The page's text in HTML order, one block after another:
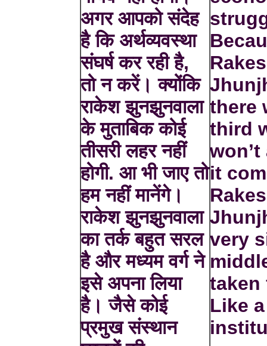
अगर आपको संदेह
है कि अर्थव्यवस्था
संघर्ष कर रही है,
तो न करें। क्योंकि
राकेश झुनझुनवाला
के मुताबिक कोई
तीसरी लहर नहीं
होगी. आ भी जाए तो
हम नहीं मानेंगे।
राकेश झुनझुनवाला
का तर्क बहुत सरल
है और मध्यम वर्ग ने
इसे अपना लिया
है। जैसे कोई
प्रमुख संस्थान
there
third
it
very
taken
Like